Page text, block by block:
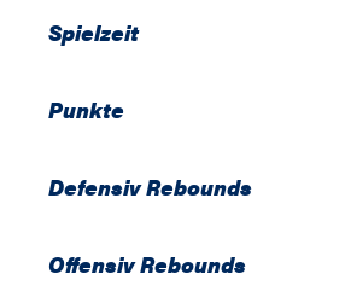
Spielzeit
Punkte
Defensiv Rebounds
Offensiv Rebounds